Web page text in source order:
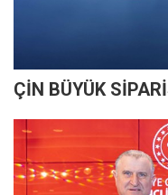
ÇİN BÜYÜK